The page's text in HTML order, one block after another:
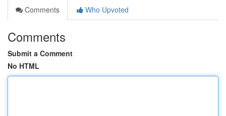
Comments
Who Upvoted
Comments
Submit a Comment
No HTML